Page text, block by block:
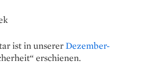
ist in unsererDezember-
erschienen.